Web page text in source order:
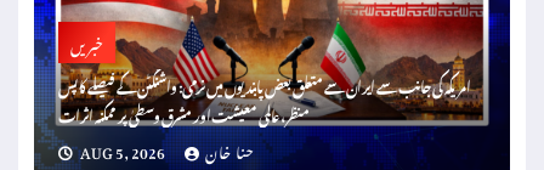
خبریں
امریکہ کی جانب سے ایران سے متعلق بعض پابندیوں میں نرمی: واشنگٹن کے فیصلے کا پس
منظر، عالمی معیشت اور مشرق وسطیٰ پر ممکنہ اثرات
AUG 5, 2026
حنا خان